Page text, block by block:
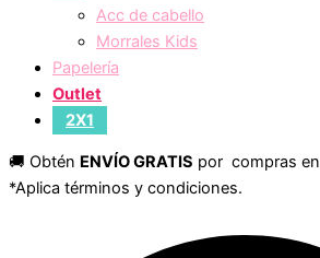
Acc de cabello
Morrales Kids
Papelería
Outlet
2X1
🚚 Obtén ENVÍO GRATIS por compras en
*Aplica términos y condiciones.